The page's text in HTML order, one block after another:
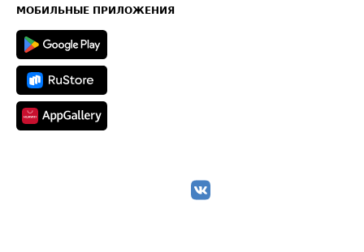
Техническая информация
МОБИЛЬНЫЕ ПРИЛОЖЕНИЯ